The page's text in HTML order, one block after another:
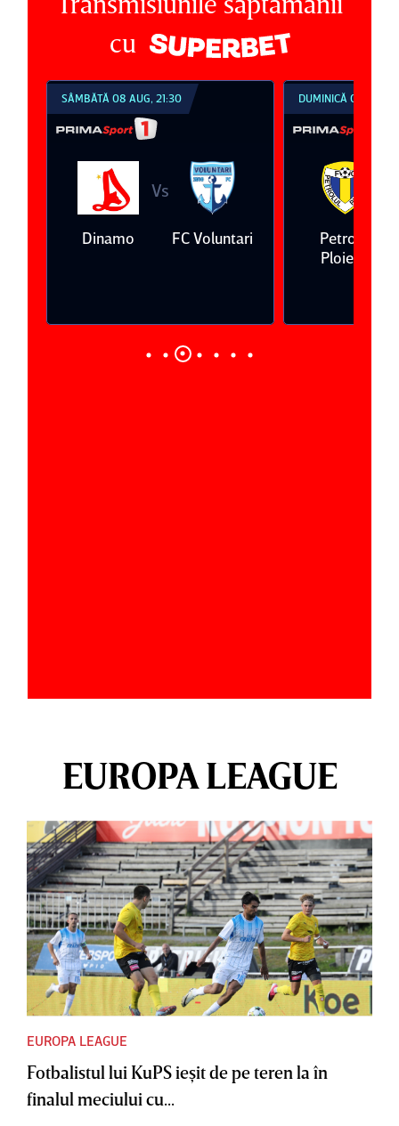
cu
SÂMBĂTĂ 08 AUG, 21:30
Dinamo
Vs
FC Voluntari
DUMINICĂ 09 AUG,
Petrolul
Ploieşti
EUROPA LEAGUE
EUROPA LEAGUE
Fotbalistul lui KuPS ieşit de pe teren la în
finalul meciului cu...